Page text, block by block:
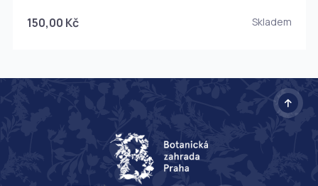
150,00 Kč Skladem